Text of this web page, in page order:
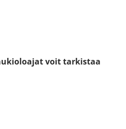
voit tarkistaa